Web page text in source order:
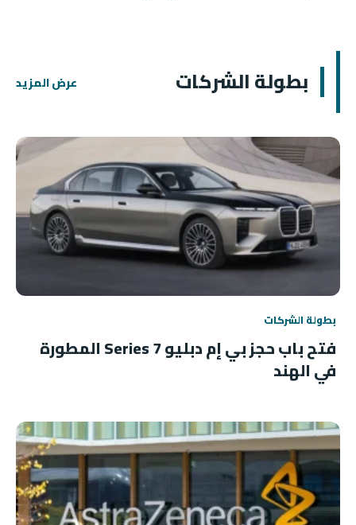
بطولة الشركات عرض المزيد
بطولة الشركات
فتح باب حجز بي إم دبليو 7 Series المطورة
في الهند